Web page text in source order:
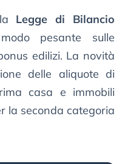
Legge di Bilancio
pesante sulle
edilizi. La novità
delle aliquote di
casa e immobili
la seconda categoria